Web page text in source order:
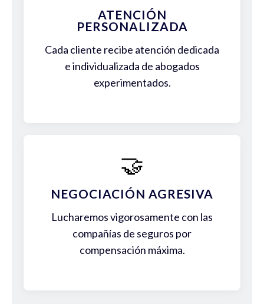
ATENCIÓN
PERSONALIZADA
Cada cliente recibe atención dedicada
e individualizada de abogados
experimentados.
🤝
NEGOCIACIÓN AGRESIVA
Lucharemos vigorosamente con las
compañías de seguros por
compensación máxima.